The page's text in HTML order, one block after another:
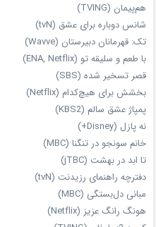
هم‌پیمان (TVING)
شانس دوباره برای عشق (tvN)
تک: قهرمانان دبیرستان (Wavve)
با طعم و سلیقه تو (ENA, Netflix)
قصر تسخیر شده (SBS)
بخشش برای هیچ‌کدام (Netflix)
پمپاژ عشق سالم (KBS2)
نه پازل (Disney+)
خانم سونجو در تنگنا (MBC)
تا ابد در بهشت (jTBC)
دفترچه راهنمای رزیدنت (tvN)
مبانی دل‌بستگی (MBC)
هونگ رانگ عزیز (Netflix)